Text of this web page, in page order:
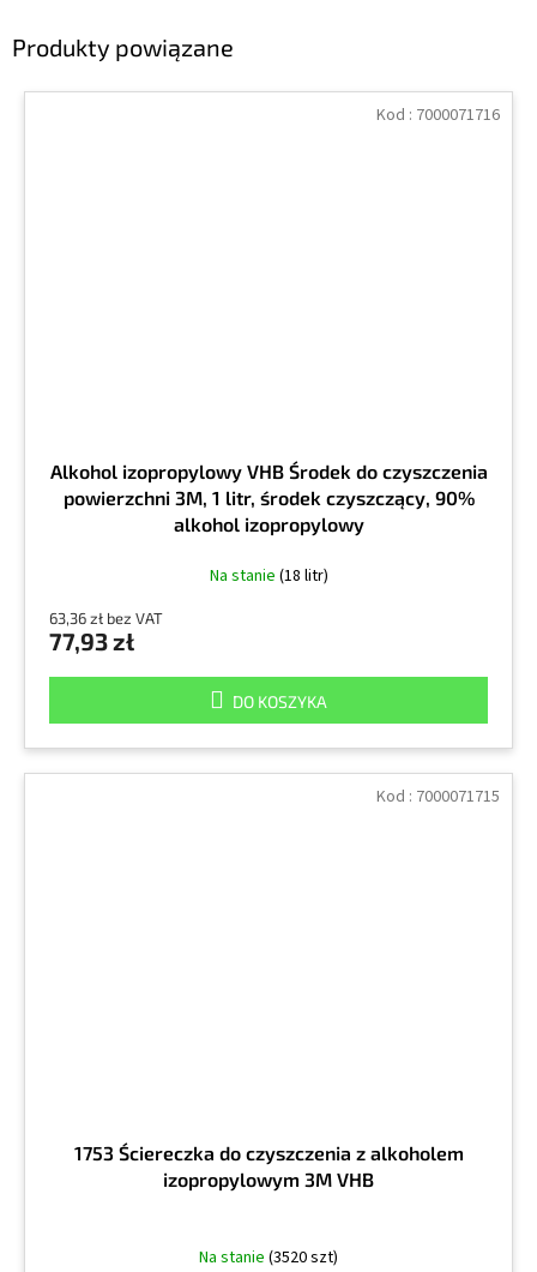
Produkty powiązane
Alkohol izopropylowy VHB Środek do czyszczenia
powierzchni 3M, 1 litr, środek czyszczący, 90%
alkohol izopropylowy
Na stanie (18 litr)
63,36 zł bez VAT
77,93 zł
DO KOSZYKA
Kod : 7000071716
1753 Ściereczka do czyszczenia z alkoholem
izopropylowym 3M VHB
Na stanie (3520 szt)
Kod : 7000071715